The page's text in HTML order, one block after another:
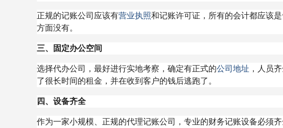
正规的记账公司应该有营业执照和记账许可证，所有的会计都应该
方面没有。
三、固定办公空间
选择代办公司，最好进行实地考察，确定有正式的公司地址 ，人员
了很长时间的租金，并在收到客户的钱后逃跑了。
四、设备齐全
作为一家小规模、正规的代理记账公司，专业的财务记账设备必须